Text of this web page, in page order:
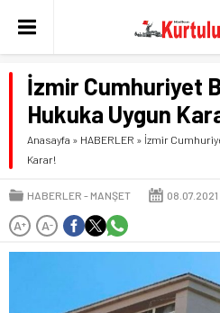
İzmir Cumhuriyet
Hukuka Uygun
Anasayfa » HABERLER » İzmir
Karar!
HABERLER MANŞET 08.07.2021
A+ A-